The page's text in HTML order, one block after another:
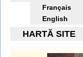
Français
English
HARTĂ SITE